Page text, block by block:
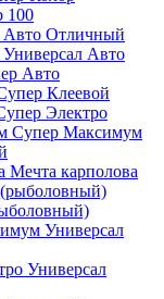
100
Авто Отличный
Универсал Авто
Авто
Клеевой
Электро
Супер Максимум
Мечта карполова
Универсал
Универсал